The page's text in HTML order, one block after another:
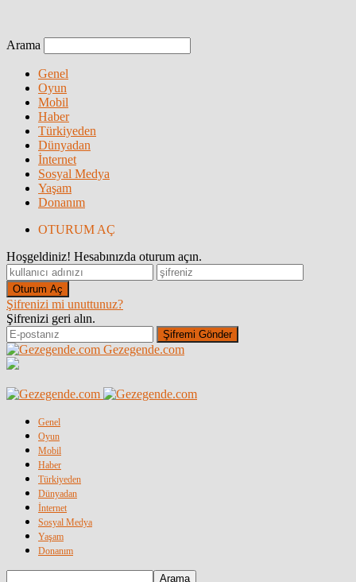
Arama
Genel
Oyun
Mobil
Haber
Türkiyeden
Dünyadan
İnternet
Sosyal Medya
Yaşam
Donanım
OTURUM AÇ
Hoşgeldiniz! Hesabınızda oturum açın.
Şifrenizi mi unuttunuz?
Şifrenizi geri alın.
Gezegende.com
Genel
Oyun
Mobil
Haber
Türkiyeden
Dünyadan
İnternet
Sosyal Medya
Yaşam
Donanım